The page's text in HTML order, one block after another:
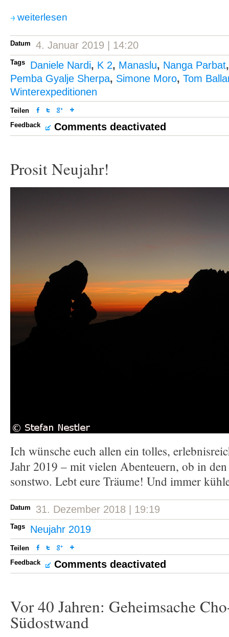
weiterlesen
Datum 4. Januar 2019 | 14:20
Tags Daniele Nardi, K 2, Manaslu, Nanga Parbat
Pemba Gyalje Sherpa, Simone Moro, Tom
Winterexpeditionen
Teilen
Feedback
Comments deactivated
Prosit Neujahr!
Ich wünsche euch allen ein tolles,
Jahr 2019 – mit vielen Abenteuern, ob in
sonstwo. Lebt eure Träume! Und immer
Datum 31. Dezember 2018 | 19:19
Tags Neujahr 2019
Teilen
Feedback
Comments deactivated
Vor 40 Jahren: Geheimsache
Südostwand